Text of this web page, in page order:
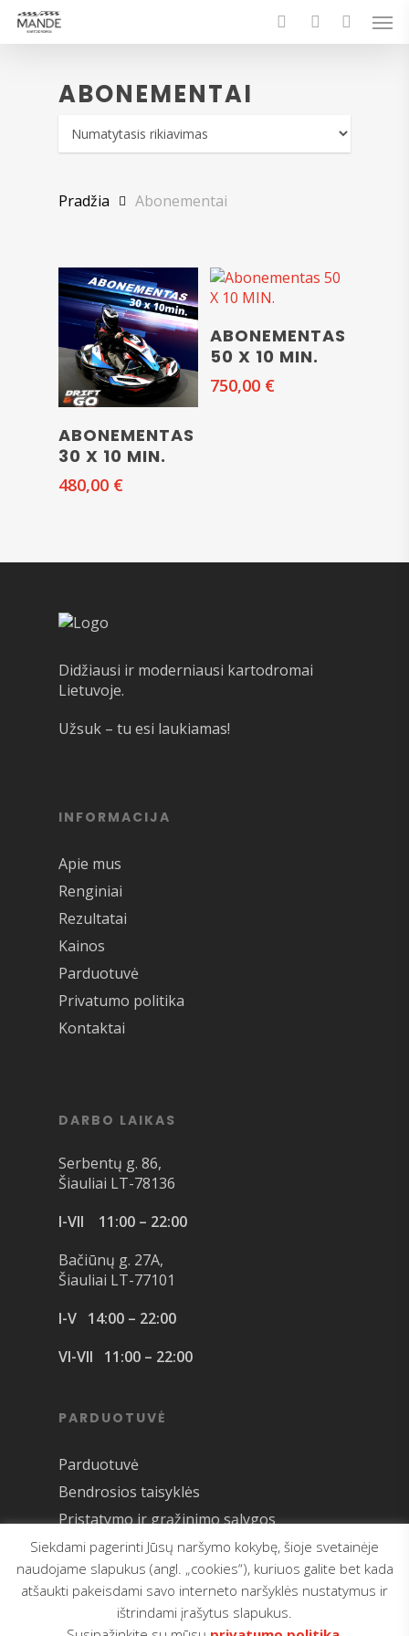
Skip
main
searchaccount
ABONEMENTAI
Pradžia Abonementai
Į KREPŠELĮ
ABONEMENTAS
30 X 10 MIN.
480,00 €
Į KREPŠELĮ
ABONEMENTAS
50 X 10 MIN.
750,00 €
Didžiausi ir moderniausi kartodromai
Lietuvoje.
Užsuk – tu esi laukiamas!
INFORMACIJA
Apie mus
Renginiai
Rezultatai
Kainos
Parduotuvė
Privatumo politika
Kontaktai
DARBO LAIKAS
Serbentų g. 86,
Šiauliai LT-78136
I-VII 11:00 – 22:00
Bačiūnų g. 27A,
Šiauliai LT-77101
I-V 14:00 – 22:00
VI-VII 11:00 – 22:00
PARDUOTUVĖ
Parduotuvė
Bendrosios taisyklės
Pristatymo ir grąžinimo sąlygos
© 2026 MandeKart. Visos teisės saugomos
Siekdami pagerinti Jūsų naršymo kokybę, šioje svetainėje
naudojame slapukus (angl. „cookies“), kuriuos galite bet kada
atšaukti pakeisdami savo interneto naršyklės nustatymus ir
ištrindami įrašytus slapukus.